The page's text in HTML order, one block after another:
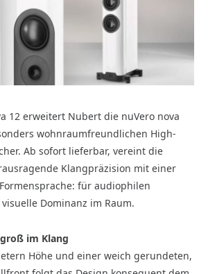
12 erweitert Nubert die nuVero nova
wohnraumfreundlichen High-
Ab sofort lieferbar, vereint die
Klangpräzision mit einer
für audiophilen
Dominanz im Raum.
im Klang
Höhe und einer weich gerundeten,